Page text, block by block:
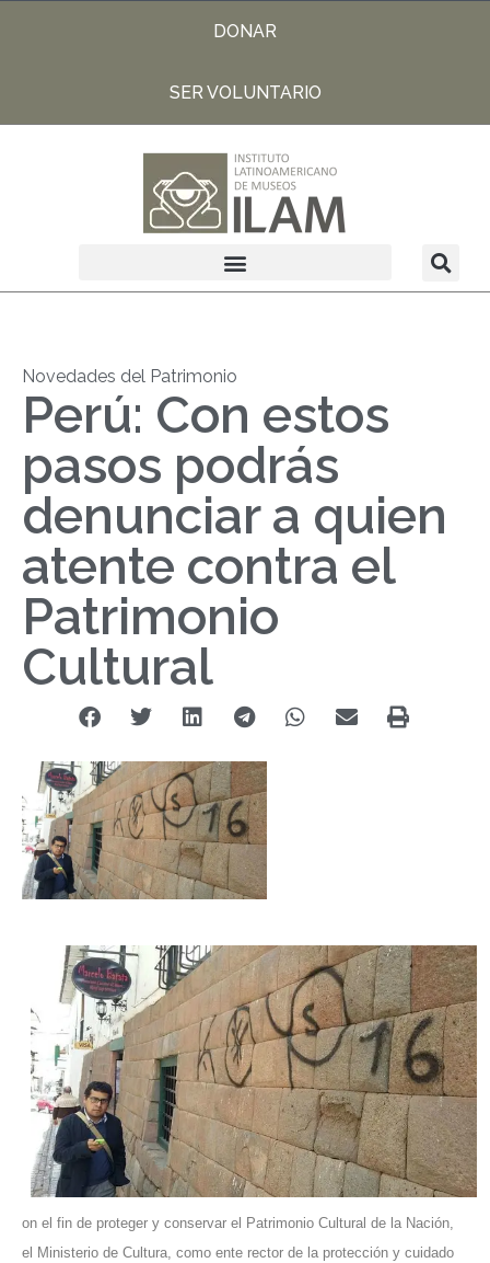
DONAR
SER VOLUNTARIO
Novedades del Patrimonio
Perú: Con estos
pasos podrás
denunciar a quien
atente contra el
Patrimonio
Cultural
on el fin de proteger y conservar el Patrimonio Cultural de la Nación,
el Ministerio de Cultura, como ente rector de la protección y cuidado